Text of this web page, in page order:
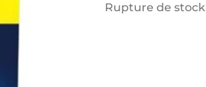
Rupture de stock